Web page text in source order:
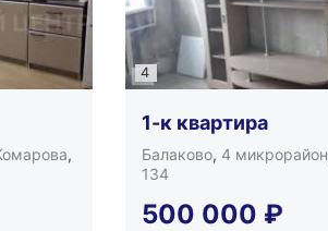
,
4
1-к квартира
Балаково, 4 микрорайон
134
500 000 ₽